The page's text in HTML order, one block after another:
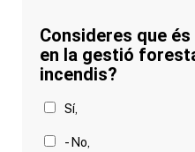
Consideres que
en la gestió
incendis?
Sí,
- No,